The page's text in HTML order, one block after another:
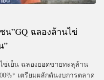
”GQ ฉลองล้านไข่
”
ข่เย็น ฉลองยอดขายทะลุล้าน
เตรียมผลักดันงบการตลาด